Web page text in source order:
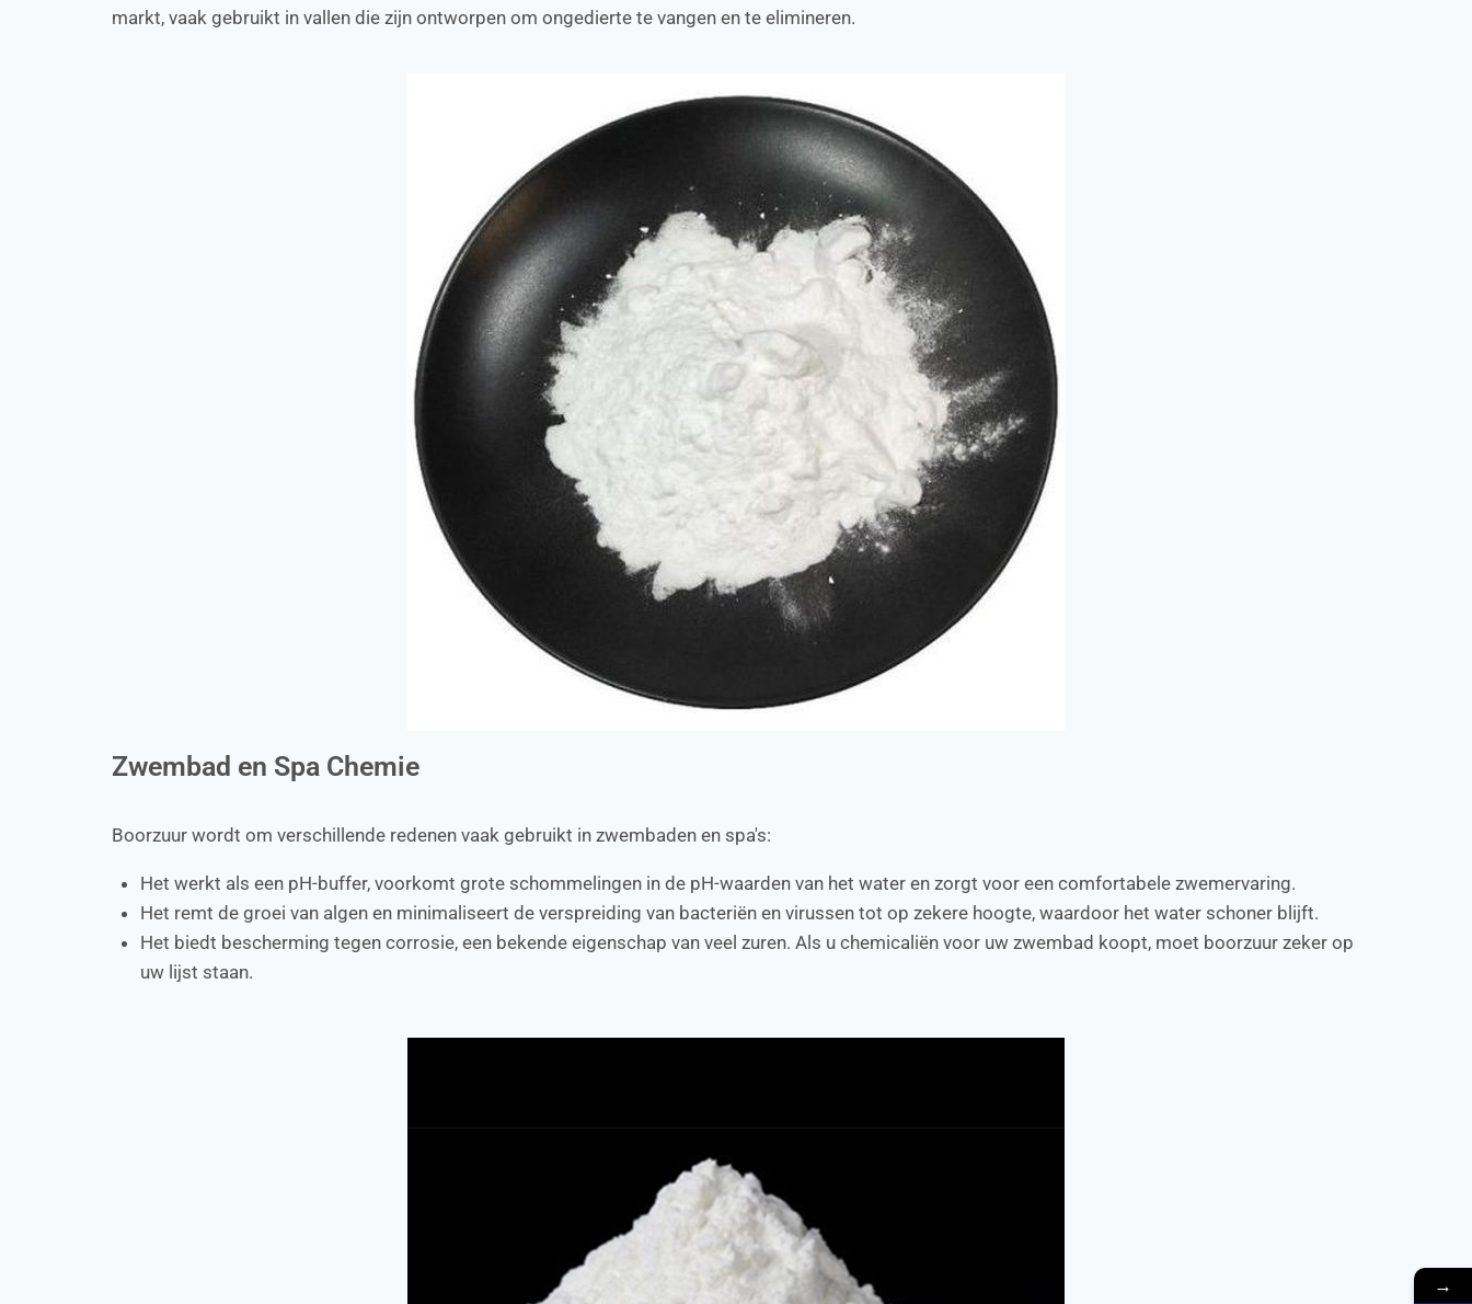
markt, vaak gebruikt in vallen die zijn ontworpen om ongedierte te vangen en te elimineren.
Zwembad en Spa Chemie
Boorzuur wordt om verschillende redenen vaak gebruikt in zwembaden en spa's:
Het werkt als een pH-buffer, voorkomt grote schommelingen in de pH-waarden van het water en zorgt voor een comfortabele zwemervaring.
Het remt de groei van algen en minimaliseert de verspreiding van bacteriën en virussen tot op zekere hoogte, waardoor het water schoner blijft.
Het biedt bescherming tegen corrosie, een bekende eigenschap van veel zuren. Als u chemicaliën voor uw zwembad koopt, moet boorzuur zeker op
uw lijst staan.
→